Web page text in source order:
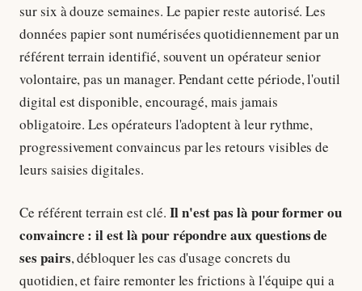
sur six à douze semaines. Le papier reste autorisé. Les
données papier sont numérisées quotidiennement par un
référent terrain identifié, souvent un opérateur senior
volontaire, pas un manager. Pendant cette période, l'outil
digital est disponible, encouragé, mais jamais
obligatoire. Les opérateurs l'adoptent à leur rythme,
progressivement convaincus par les retours visibles de
leurs saisies digitales.
Ce référent terrain est clé. Il n'est pas là pour former ou
convaincre : il est là pour répondre aux questions de
ses pairs, débloquer les cas d'usage concrets du
quotidien, et faire remonter les frictions à l'équipe qui a